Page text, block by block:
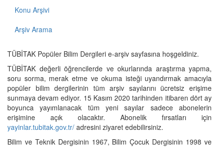
Konu Arşivi
Arşiv Arama
TÜBİTAK Popüler Bilim Dergileri e-arşiv sayfasına hoşgeldiniz.
TÜBİTAK değerli öğrencilerde ve okurlarında araştırma yapma,
soru sorma, merak etme ve okuma isteği uyandırmak amacıyla
popüler bilim dergilerinin tüm arşiv sayılarını ücretsiz erişime
sunmaya devam ediyor. 15 Kasım 2020 tarihinden itibaren dört ay
boyunca yayımlanacak tüm yeni sayılar sadece abonelerin
erişimine açık olacaktır. Abonelik fırsatları için
yayinlar.tubitak.gov.tr/ adresini ziyaret edebilirsiniz.
Bilim ve Teknik Dergisinin 1967, Bilim Çocuk Dergisinin 1998 ve